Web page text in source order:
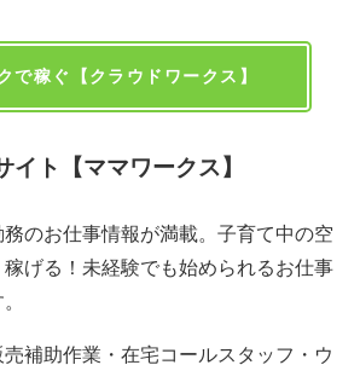
で稼ぐ【クラウドワークス】
イト【ママワークス】
のお仕事情報が満載。子育て中の空
げる！未経験でも始められるお仕事
補助作業・在宅コールスタッフ・ウ